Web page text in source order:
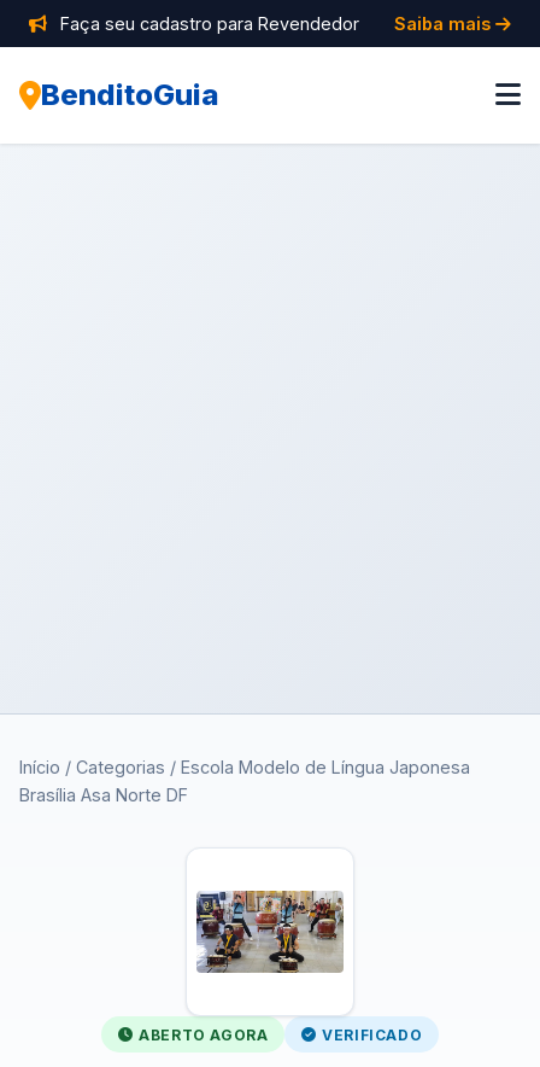
Faça seu cadastro para Revendedor Saiba mais
BenditoGuia
Início / Categorias / Escola Modelo de Língua Japonesa
Brasília Asa Norte DF
ABERTO AGORA VERIFICADO